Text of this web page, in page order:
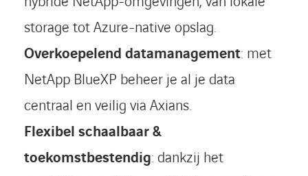
storage tot Azure-native opslag.
Overkoepelend datamanagement: met
NetApp BlueXP beheer je al je data
centraal en veilig via Axians.
Flexibel schaalbaar &
toekomstbestendig: dankzij het